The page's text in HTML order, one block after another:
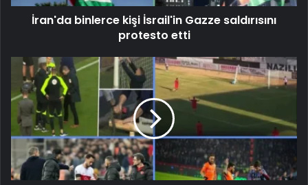
İran'da binlerce kişi İsrail'in Gazze saldırısını
protesto etti